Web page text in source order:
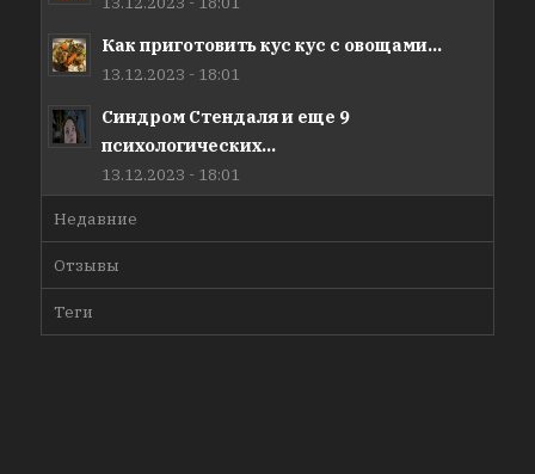
Как приготовить кус кус с овощами...
13.12.2023 - 18:01
Синдром Стендаля и еще 9
психологических...
13.12.2023 - 18:01
Недавние
Отзывы
Теги